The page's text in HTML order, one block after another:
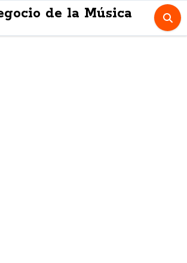
de la Música